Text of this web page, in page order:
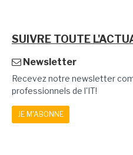
SUIVRE TOUTE
Newsletter
Recevez notre newsletter
professionnels de l'IT!
JE M'ABONNE